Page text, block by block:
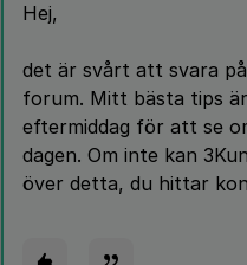
Hej,
det är svårt att svara
forum. Mitt bästa tips
eftermiddag för att se
dagen. Om inte kan
över detta, du hittar